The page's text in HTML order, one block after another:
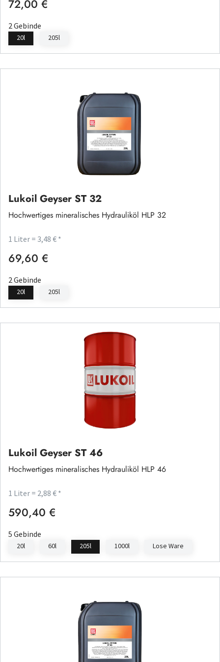
Regulärer Preis:
72,00 €
2 Gebinde
20l 205l
Lukoil Geyser ST 32
Hochwertiges mineralisches Hydrauliköl HLP 32
1 Liter = 3,48 € *
Regulärer Preis:
69,60 €
2 Gebinde
20l 205l
Lukoil Geyser ST 46
Hochwertiges mineralisches Hydrauliköl HLP 46
1 Liter = 2,88 € *
Regulärer Preis:
590,40 €
5 Gebinde
20l 60l 205l 1000l Lose Ware